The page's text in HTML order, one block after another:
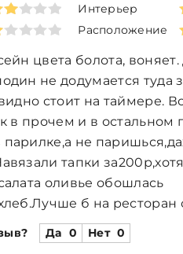
Интерьер
Расположение
цвета болота,
не додумается туда
стоит на таймере.
в прочем и в
не
тапки
оливье обошлась
б на ресторан
Да 0 Нет 0